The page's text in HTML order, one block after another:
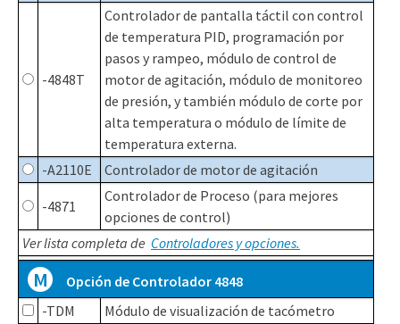
-4848T
Controlador de pantalla táctil con control
de temperatura PID, programación por
pasos y rampeo, módulo de control de
motor de agitación, módulo de monitoreo
de presión, y también módulo de corte por
alta temperatura o módulo de límite de
temperatura externa.
-A2110E
Controlador de motor de agitación
-4871
Controlador de Proceso (para mejores
opciones de control)
Ver lista completa de Controladores y opciones.
M
Opción de Controlador 4848
-TDM
Módulo de visualización de tacómetro